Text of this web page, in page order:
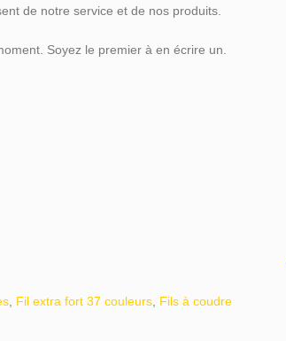
de notre service et de nos produits.
Soyez le premier à en écrire un.
Fil extra fort 37 couleurs Fils à coudre